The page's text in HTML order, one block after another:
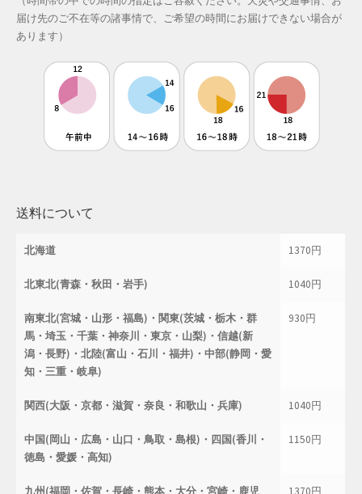
届け先のご不在等の諸事情で、ご希望の時間にお届けできない場合が
あります）
送料について
北海道 1370円
北東北(青森・秋田・岩手) 1040円
南東北(宮城・山形・福島)・関東(茨城・栃木・群
馬・埼玉・千葉・神奈川・東京・山梨)・信越(新
潟・長野)・北陸(富山・石川・福井)・中部(静岡・愛
知・三重・岐阜)
930円
関西(大阪・京都・滋賀・奈良・和歌山・兵庫) 1040円
中国(岡山・広島・山口・鳥取・島根)・四国(香川・
徳島・愛媛・高知)
1150円
九州(福岡・佐賀・長崎・熊本・大分・宮崎・鹿児 1370円